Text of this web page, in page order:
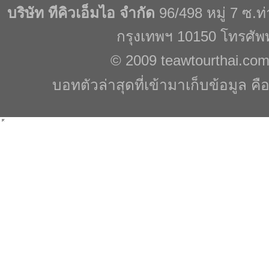
บริษัท ทีคิวเอ็มไอ จำกัด 96/498 หมู่ 7 ซ.
กรุงเทพฯ 10150 โทรศั
© 2009 teawtourthai.com
บอทตัวล่าสุดที่เข้ามาเก็บข้อมูล คือ